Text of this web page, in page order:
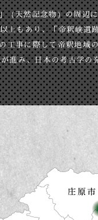
（天然記念物）の周辺
上もあり、「帝釈峡遺
工事に際して帝釈地域
進み、日本の考古学の